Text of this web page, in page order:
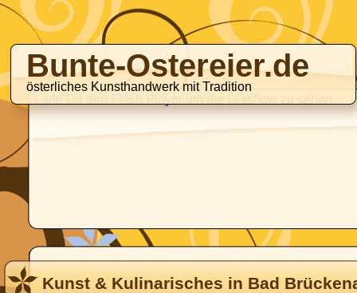
Bunte-Ostereier.de
österliches Kunsthandwerk mit Tradition
Kunst & Kulinarisches in Bad